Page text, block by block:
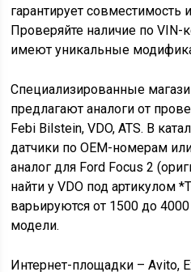
гарантирует совместимость
Проверяйте наличие по
имеют уникальные
Специализированные
предлагают аналоги от
Febi Bilstein, VDO, ATS. В
датчики по OEM-номерам
аналог для Ford Focus 2
найти у VDO под артикулом
варьируются от 1500 до
модели.
Интернет-площадки – Avito,